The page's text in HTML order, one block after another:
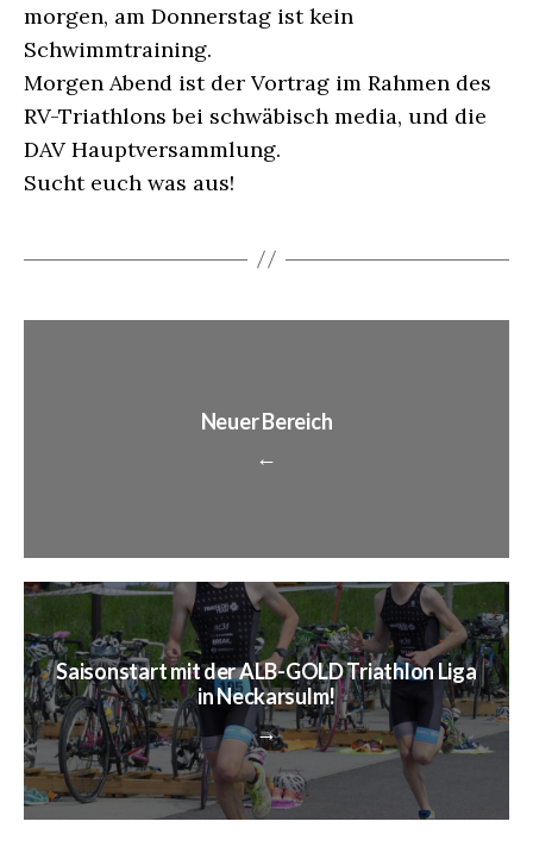
morgen, am Donnerstag ist kein
Schwimmtraining.
Morgen Abend ist der Vortrag im Rahmen des
RV-Triathlons bei schwäbisch media, und die
DAV Hauptversammlung.
Sucht euch was aus!
←
Neuer Bereich
→
Saisonstart mit der ALB-GOLD Triathlon Liga
in Neckarsulm!